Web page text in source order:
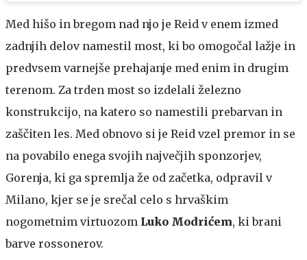
Med hišo in bregom nad njo je Reid v enem izmed
zadnjih delov namestil most, ki bo omogočal lažje in
predvsem varnejše prehajanje med enim in drugim
terenom. Za trden most so izdelali železno
konstrukcijo, na katero so namestili prebarvan in
zaščiten les. Med obnovo si je Reid vzel premor in se
na povabilo enega svojih največjih sponzorjev,
Gorenja, ki ga spremlja že od začetka, odpravil v
Milano, kjer se je srečal celo s hrvaškim
nogometnim virtuozom Luko Modrićem, ki brani
barve rossonerov.